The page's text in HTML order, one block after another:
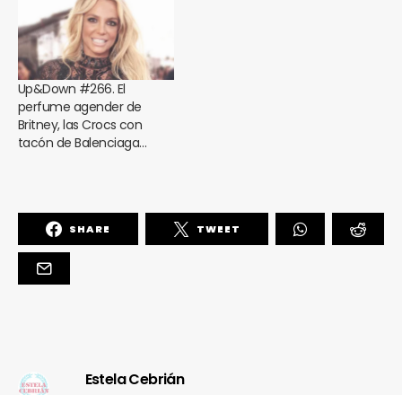
Up&Down #266. El
perfume agender de
Britney, las Crocs con
tacón de Balenciaga…
SHARE TWEET
Estela Cebrián